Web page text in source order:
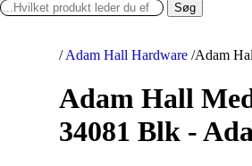
Søg
/ Adam Hall Hardware /Adam
Adam Hall
34081 Blk -